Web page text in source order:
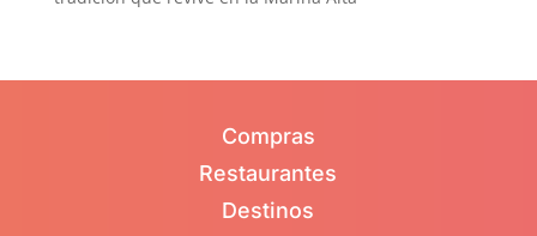
Compras
Restaurantes
Destinos